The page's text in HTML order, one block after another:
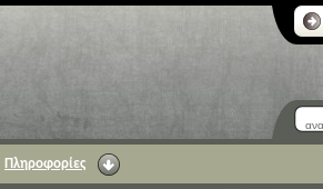
Πληροφορίες